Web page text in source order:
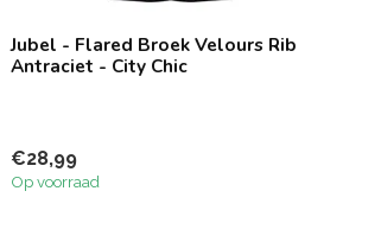
Jubel - Flared Broek Velours Rib
Antraciet - City Chic
€28,99
Op voorraad